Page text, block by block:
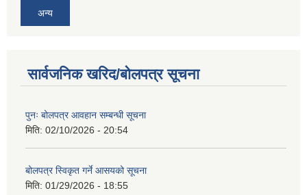
अन्य
सार्वजनिक खरिद/बोलपत्र सूचना
पुनः बोलपत्र आवहान सम्बन्धी सूचना
मिति: 02/10/2026 - 20:54
बोलपत्र स्विकृत गर्ने आसयको सूचना
मिति: 01/29/2026 - 18:55